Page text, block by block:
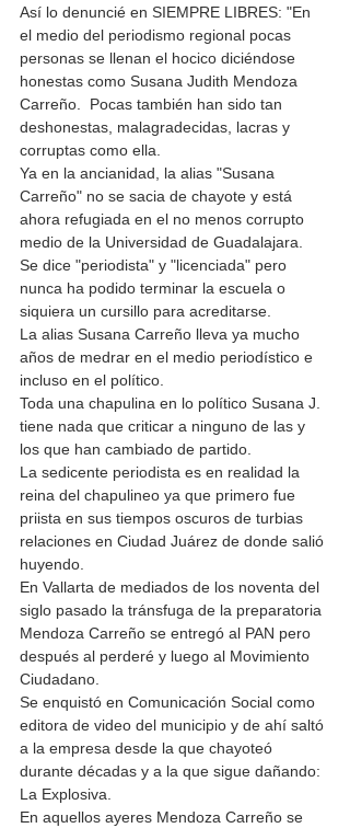
Así lo denuncié en SIEMPRE LIBRES: "En
el medio del periodismo regional pocas
personas se llenan el hocico diciéndose
honestas como Susana Judith Mendoza
Carreño.  Pocas también han sido tan
deshonestas, malagradecidas, lacras y
corruptas como ella.
Ya en la ancianidad, la alias "Susana
Carreño" no se sacia de chayote y está
ahora refugiada en el no menos corrupto
medio de la Universidad de Guadalajara.
Se dice "periodista" y "licenciada" pero
nunca ha podido terminar la escuela o
siquiera un cursillo para acreditarse.
La alias Susana Carreño lleva ya mucho
años de medrar en el medio periodístico e
incluso en el político.
Toda una chapulina en lo político Susana J.
tiene nada que criticar a ninguno de las y
los que han cambiado de partido.
La sedicente periodista es en realidad la
reina del chapulineo ya que primero fue
priista en sus tiempos oscuros de turbias
relaciones en Ciudad Juárez de donde salió
huyendo.
En Vallarta de mediados de los noventa del
siglo pasado la tránsfuga de la preparatoria
Mendoza Carreño se entregó al PAN pero
después al perderé y luego al Movimiento
Ciudadano.
Se enquistó en Comunicación Social como
editora de video del municipio y de ahí saltó
a la empresa desde la que chayoteó
durante décadas y a la que sigue dañando:
La Explosiva.
En aquellos ayeres Mendoza Carreño se